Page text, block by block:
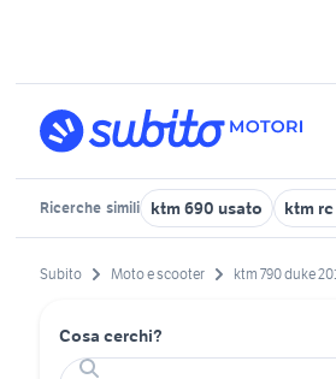
Ricerche simili ktm 690 usato ktm
Subito Moto e scooter ktm 790 duke
Cosa cerchi?